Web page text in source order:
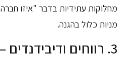
מחלוקות עתידיות בדבר "איזו
מניות כלול בהגנה.
3. רווחים